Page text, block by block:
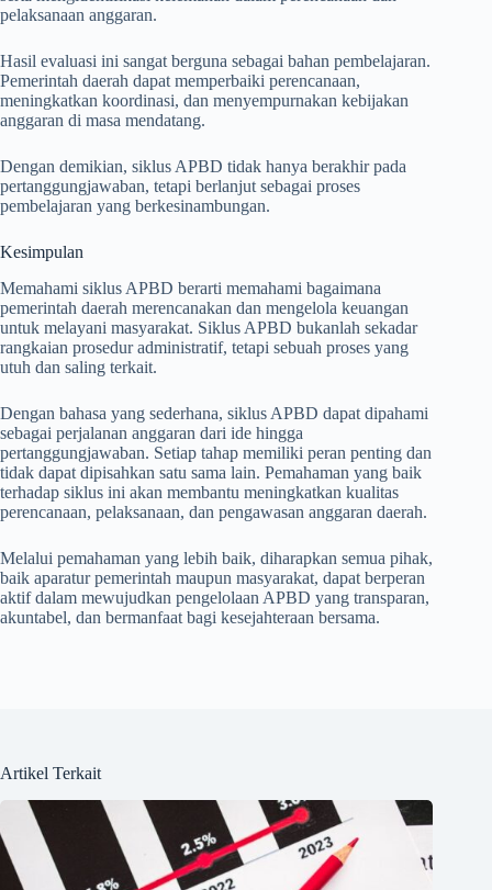
pelaksanaan anggaran.
Hasil evaluasi ini sangat berguna sebagai bahan pembelajaran.
Pemerintah daerah dapat memperbaiki perencanaan,
meningkatkan koordinasi, dan menyempurnakan kebijakan
anggaran di masa mendatang.
Dengan demikian, siklus APBD tidak hanya berakhir pada
pertanggungjawaban, tetapi berlanjut sebagai proses
pembelajaran yang berkesinambungan.
Kesimpulan
Memahami siklus APBD berarti memahami bagaimana
pemerintah daerah merencanakan dan mengelola keuangan
untuk melayani masyarakat. Siklus APBD bukanlah sekadar
rangkaian prosedur administratif, tetapi sebuah proses yang
utuh dan saling terkait.
Dengan bahasa yang sederhana, siklus APBD dapat dipahami
sebagai perjalanan anggaran dari ide hingga
pertanggungjawaban. Setiap tahap memiliki peran penting dan
tidak dapat dipisahkan satu sama lain. Pemahaman yang baik
terhadap siklus ini akan membantu meningkatkan kualitas
perencanaan, pelaksanaan, dan pengawasan anggaran daerah.
Melalui pemahaman yang lebih baik, diharapkan semua pihak,
baik aparatur pemerintah maupun masyarakat, dapat berperan
aktif dalam mewujudkan pengelolaan APBD yang transparan,
akuntabel, dan bermanfaat bagi kesejahteraan bersama.
Artikel Terkait